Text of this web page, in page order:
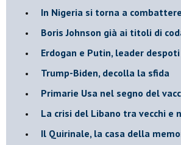
In Nigeria si torna a combattere
Boris Johnson già ai titoli di
Erdogan e Putin, leader despoti
Trump-Biden, decolla la sfida
Primarie Usa nel segno del
La crisi del Libano tra vecchi e
Il Quirinale, la casa della